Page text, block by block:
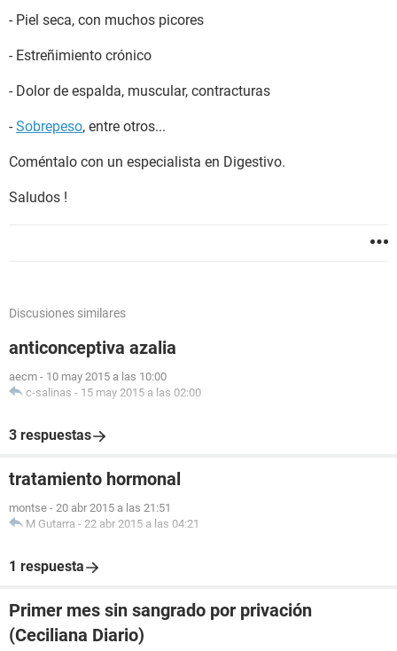
- Piel seca, con muchos picores
- Estreñimiento crónico
- Dolor de espalda, muscular, contracturas
- Sobrepeso, entre otros...
Coméntalo con un especialista en Digestivo.
Saludos !
Discusiones similares
anticonceptiva azalia
aecm - 10 may 2015 a las 10:00
c-salinas - 15 may 2015 a las 02:00
3 respuestas
tratamiento hormonal
montse - 20 abr 2015 a las 21:51
M Gutarra - 22 abr 2015 a las 04:21
1 respuesta
Primer mes sin sangrado por privación
(Ceciliana Diario)